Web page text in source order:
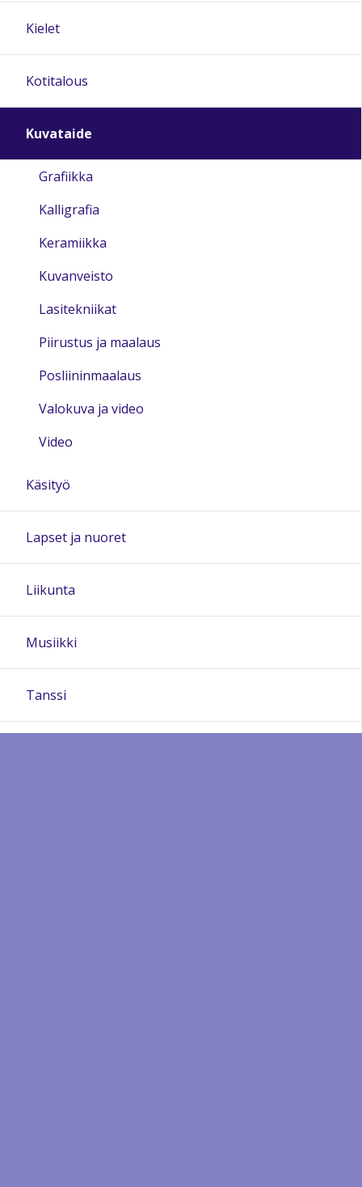
Kielet
Kotitalous
Kuvataide
Grafiikka
Kalligrafia
Keramiikka
Kuvanveisto
Lasitekniikat
Piirustus ja maalaus
Posliininmaalaus
Valokuva ja video
Video
Käsityö
Lapset ja nuoret
Liikunta
Musiikki
Tanssi